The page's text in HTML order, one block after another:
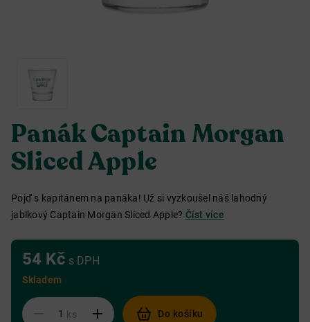
Panák Captain Morgan
Sliced Apple
Pojď s kapitánem na panáka! Už si vyzkoušel náš lahodný
jablkový Captain Morgan Sliced Apple? Číst více
54 Kč s DPH
Skladem
ks Do košíku